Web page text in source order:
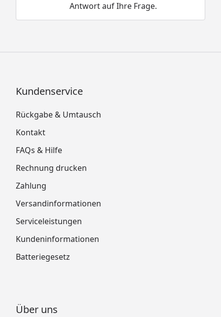
Antwort auf Ihre Frage.
Kundenservice
Rückgabe & Umtausch
Kontakt
FAQs & Hilfe
Rechnung drucken
Zahlung
Versandinformationen
Serviceleistungen
Kundeninformationen
Batteriegesetz
Über uns